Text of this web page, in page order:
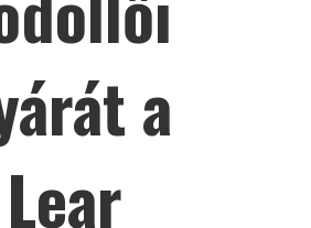
a
Lear